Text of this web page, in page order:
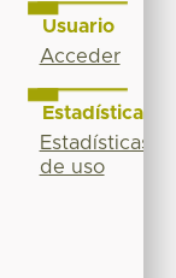
Usuario
Acceder
Estadísticas
Estadísticas
de uso